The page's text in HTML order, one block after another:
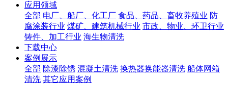
应用领域
全部 电厂、船厂、化工厂 食品、药品、畜牧养殖业 防
腐涂装行业 煤矿、建筑机械行业 市政、物业、环卫行业
铸件、加工行业 海生物清洗
下载中心
案例展示
全部 除漆除锈 混凝土清洗 换热器换能器清洗 船体网箱
清洗 其它应用案例